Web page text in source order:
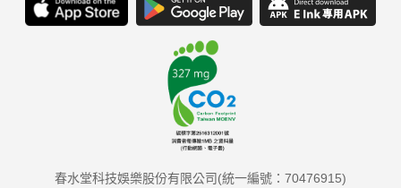
春水堂科技娛樂股份有限公司(統一編號：70476915)